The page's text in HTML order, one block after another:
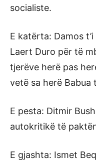
socialiste.
E katërta: Damos
Laert Duro për të
tjerëve herë pas
vetë sa herë Babua
E pesta: Ditmir
autokritikë të
E gjashta: Ismet